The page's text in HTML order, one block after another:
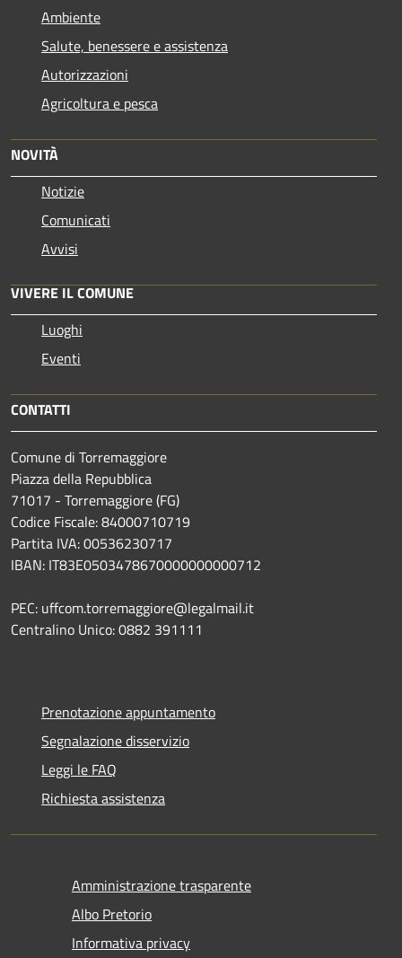
Ambiente
Salute, benessere e assistenza
Autorizzazioni
Agricoltura e pesca
NOVITÀ
Notizie
Comunicati
Avvisi
VIVERE IL COMUNE
Luoghi
Eventi
CONTATTI
Comune di Torremaggiore
Piazza della Repubblica
71017 - Torremaggiore (FG)
Codice Fiscale: 84000710719
Partita IVA: 00536230717
IBAN: IT83E0503478670000000000712
PEC: uffcom.torremaggiore@legalmail.it
Centralino Unico: 0882 391111
Prenotazione appuntamento
Segnalazione disservizio
Leggi le FAQ
Richiesta assistenza
Amministrazione trasparente
Albo Pretorio
Informativa privacy